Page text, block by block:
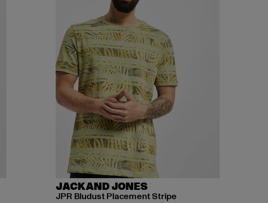
JACK AND JONES
JPR Bludust Placement Stripe